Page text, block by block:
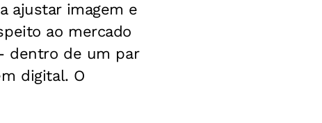
ajustar imagem e
ao mercado
dentro de um par
digital. O